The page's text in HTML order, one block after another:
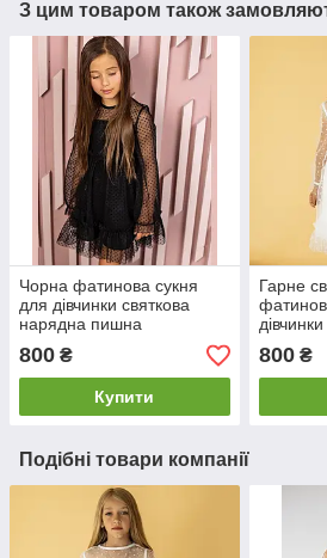
З цим товаром також
Чорна фатинова сукня
для дівчинки святкова
нарядна пишна
800 ₴
Купити
Гарне
800₴
Подібні товари компанії